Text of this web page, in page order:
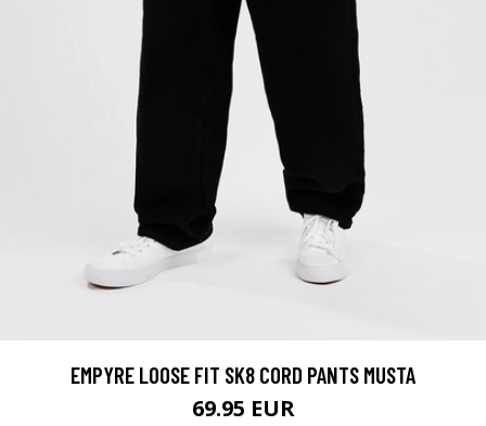
EMPYRE LOOSE FIT SK8 CORD PANTS MUSTA
69.95 EUR